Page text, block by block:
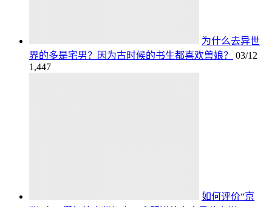
为什么去异世
界的多是宅男？因为古时候的书生都喜欢兽娘？
03/12
1,447
如何评价“京